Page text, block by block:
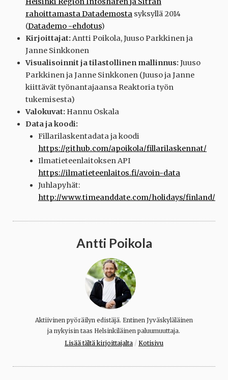
rahoittamasta Datademosta syksyllä 2014
(Datademo -ehdotus)
Kirjoittajat: Antti Poikola, Juuso Parkkinen ja
Janne Sinkkonen
Visualisoinnit ja tilastollinen mallinnus: Juuso
Parkkinen ja Janne Sinkkonen (Juuso ja Janne
kiittävät työnantajaansa Reaktoria työn
tukemisesta)
Valokuvat: Hannu Oskala
Data ja koodi:
Fillarilaskentadata ja koodi
https://github.com/apoikola/fillarilaskennat/
Ilmatieteenlaitoksen API
https://ilmatieteenlaitos.fi/avoin-data
Juhlapyhät:
http://www.timeanddate.com/holidays/finland/
Antti Poikola
Aktiivinen pyöräilyn edistäjä. Entinen Jyväskyläläinen
ja nykyisin taas Helsinkiläinen paluumuuttaja.
Lisää tältä kirjoittajalta / Kotisivu